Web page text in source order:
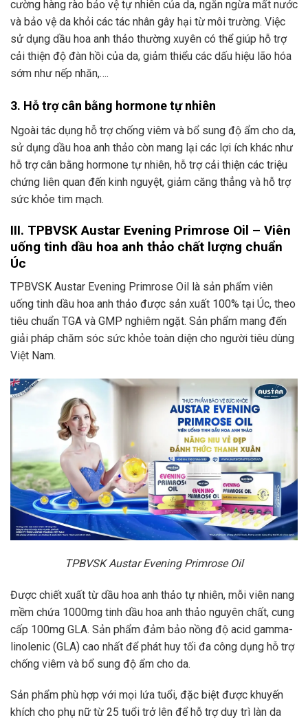
cường hàng rào bảo vệ tự nhiên của da, ngăn ngừa mất nước
và bảo vệ da khỏi các tác nhân gây hại từ môi trường. Việc
sử dụng dầu hoa anh thảo thường xuyên có thể giúp hỗ trợ
cải thiện độ đàn hồi của da, giảm thiểu các dấu hiệu lão hóa
sớm như nếp nhăn,….
3. Hỗ trợ cân bằng hormone tự nhiên
Ngoài tác dụng hỗ trợ chống viêm và bổ sung độ ẩm cho da,
sử dụng dầu hoa anh thảo còn mang lại các lợi ích khác như
hỗ trợ cân bằng hormone tự nhiên, hỗ trợ cải thiện các triệu
chứng liên quan đến kinh nguyệt, giảm căng thẳng và hỗ trợ
sức khỏe tim mạch.
III. TPBVSK Austar Evening Primrose Oil – Viên
uống tinh dầu hoa anh thảo chất lượng chuẩn
Úc
TPBVSK Austar Evening Primrose Oil là sản phẩm viên
uống tinh dầu hoa anh thảo được sản xuất 100% tại Úc, theo
tiêu chuẩn TGA và GMP nghiêm ngặt. Sản phẩm mang đến
giải pháp chăm sóc sức khỏe toàn diện cho người tiêu dùng
Việt Nam.
TPBVSK Austar Evening Primrose Oil
Được chiết xuất từ dầu hoa anh thảo tự nhiên, mỗi viên nang
mềm chứa 1000mg tinh dầu hoa anh thảo nguyên chất, cung
cấp 100mg GLA. Sản phẩm đảm bảo nồng độ acid gamma-
linolenic (GLA) cao nhất để phát huy tối đa công dụng hỗ trợ
chống viêm và bổ sung độ ẩm cho da.
Sản phẩm phù hợp với mọi lứa tuổi, đặc biệt được khuyến
khích cho phụ nữ từ 25 tuổi trở lên để hỗ trợ duy trì làn da